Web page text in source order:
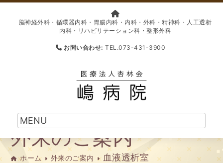
脳神経外科・循環器内科・胃腸内科・内科・外科・精神科・人工透析
内科・リハビリテーション科・整形外科
お問い合わせ: TEL.073-431-3900
外来のご案内
ホーム 外来のご案内 血液透析室